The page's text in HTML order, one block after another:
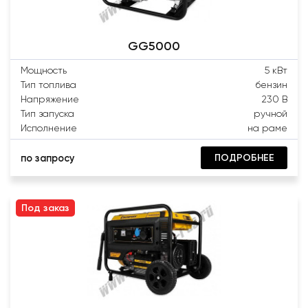
GG5000
Мощность
5 кВт
Тип топлива
бензин
Напряжение
230 В
Тип запуска
ручной
Исполнение
на раме
по запросу ПОДРОБНЕЕ
Под заказ